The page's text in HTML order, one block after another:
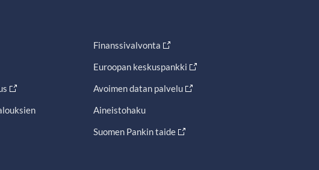
Finanssivalvonta
Euroopan keskuspankki
Avoimen datan palvelu
Aineistohaku
Suomen Pankin taide